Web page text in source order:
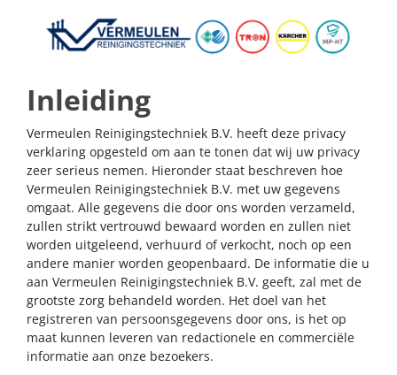
Inleiding
Vermeulen Reinigingstechniek B.V. heeft deze privacy
verklaring opgesteld om aan te tonen dat wij uw privacy
zeer serieus nemen. Hieronder staat beschreven hoe
Vermeulen Reinigingstechniek B.V. met uw gegevens
omgaat. Alle gegevens die door ons worden verzameld,
zullen strikt vertrouwd bewaard worden en zullen niet
worden uitgeleend, verhuurd of verkocht, noch op een
andere manier worden geopenbaard. De informatie die u
aan Vermeulen Reinigingstechniek B.V. geeft, zal met de
grootste zorg behandeld worden. Het doel van het
registreren van persoonsgegevens door ons, is het op
maat kunnen leveren van redactionele en commerciële
informatie aan onze bezoekers.